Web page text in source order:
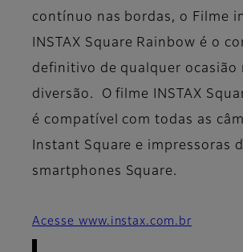
contínuo nas bordas, o Filme
INSTAX Square Rainbow é o
definitivo de qualquer ocasião
diversão. O filme INSTAX
é compatível com todas as
Instant Square e impressoras
smartphones Square.
Acesse www.instax.com.br